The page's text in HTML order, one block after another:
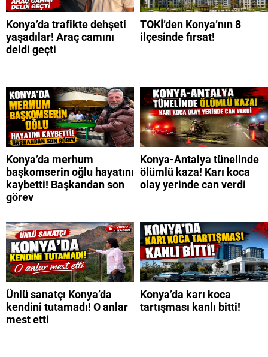
Konya’da trafikte dehşeti
yaşadılar! Araç camını
deldi geçti
TOKİ’den Konya’nın 8
ilçesinde fırsat!
Konya’da merhum
başkomserin oğlu hayatını
kaybetti! Başkandan son
görev
Konya-Antalya tünelinde
ölümlü kaza! Karı koca
olay yerinde can verdi
Ünlü sanatçı Konya’da
kendini tutamadı! O anlar
mest etti
Konya’da karı koca
tartışması kanlı bitti!